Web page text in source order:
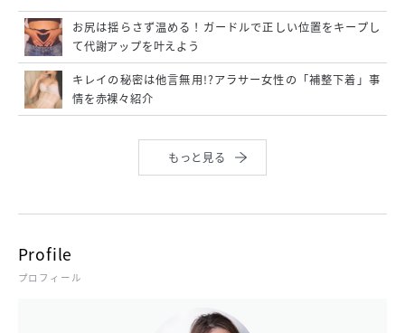
お尻は揺らさず温める！ガードルで正しい位置をキープし
て代謝アップを叶えよう
キレイの秘密は他言無用!?アラサー女性の「補整下着」事
情を赤裸々紹介
もっと見る
Profile
プロフィール